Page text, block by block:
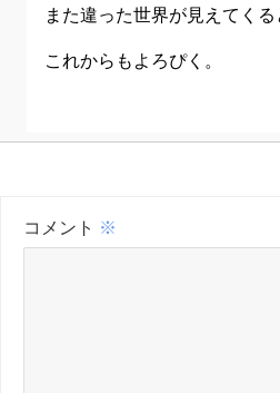
また違った世界が見えてくる
これからもよろぴく。
コメント ※